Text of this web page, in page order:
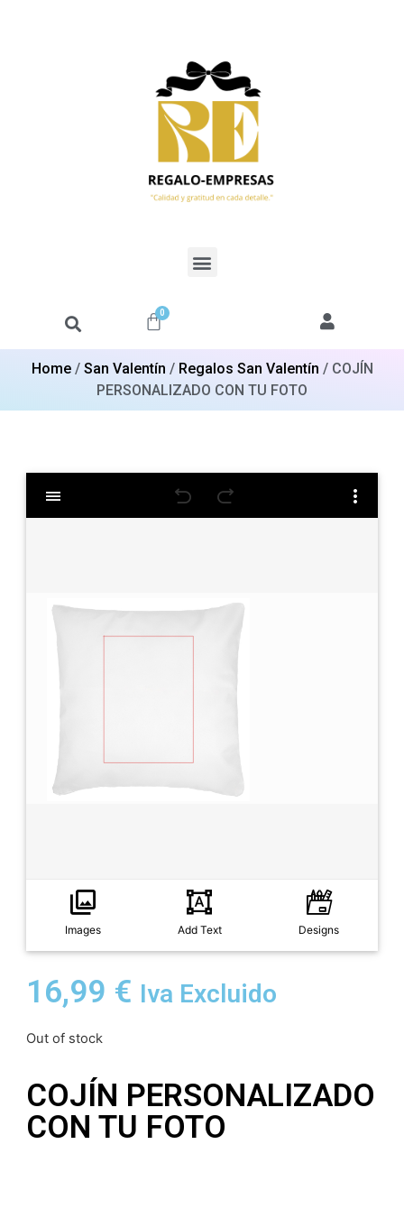
0
Home/ San Valentín / Regalos San Valentín / COJÍN
PERSONALIZADO CON TU FOTO
Images Add Text Designs
16,99 € Iva Excluido
Out of stock
COJÍN PERSONALIZADO
CON TU FOTO